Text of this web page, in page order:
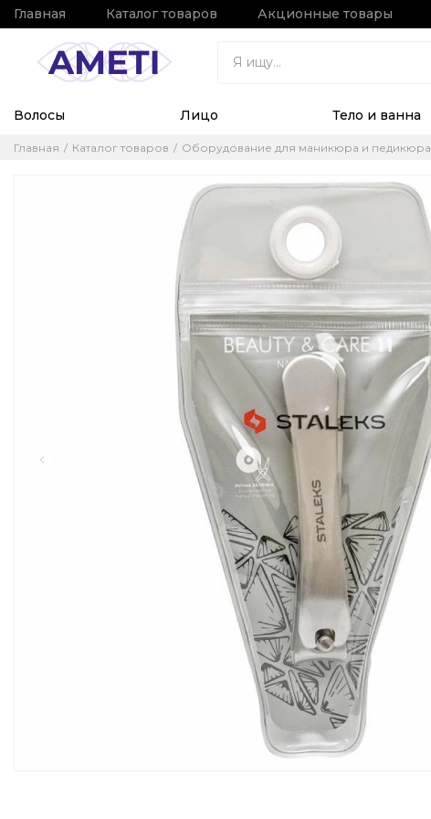
Главная Каталог товаров Акционные товары
Волосы Лицо Тело и ванна
Главная Каталог товаров Оборудование для маникюра и педикюра